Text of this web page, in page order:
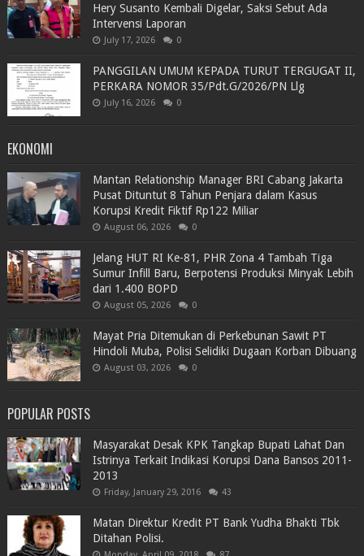
Hery Susanto Kembali Digelar, Saksi Sebut Ada
Intervensi Laporan
July 17, 2026 0
PANGGILAN UMUM KEPADA TURUT TERGUGAT II,
PERKARA NOMOR 35/Pdt.G/2026/PN Llg
July 16, 2026 0
EKONOMI
Mantan Relationship Manager BRI Cabang Jakarta
Pusat Dituntut 8 Tahun Penjara dalam Kasus
Korupsi Kredit Fiktif Rp122 Miliar
August 06, 2026 0
Jelang HUT RI Ke-81, PHR Zona 4 Tambah Tiga
Sumur Infill Baru, Berpotensi Produksi Minyak Lebih
dari 1.400 BOPD
August 05, 2026 0
Mayat Pria Ditemukan di Perkebunan Sawit PT
Hindoli Muba, Polisi Selidiki Dugaan Korban Dibuang
August 03, 2026 0
POPULAR POSTS
Masyarakat Desak KPK Tangkap Bupati Lahat Dan
Istrinya Terkait Indikasi Korupsi Dana Bansos 2011-
2013
Friday, January 29, 2016 43
Matan Direktur Kredit PT Bank Yudha Bhakti Tbk
Ditahan Polisi.